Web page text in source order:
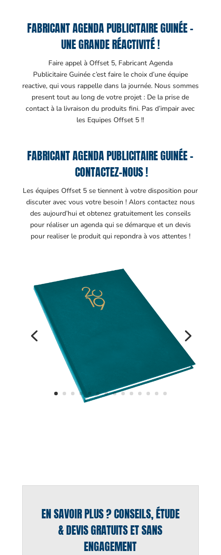
FABRICANT AGENDA PUBLICITAIRE GUINÉE –
UNE GRANDE RÉACTIVITÉ !
Faire appel à Offset 5, Fabricant Agenda
Publicitaire Guinée c’est faire le choix d’une équipe
reactive, qui vous rappelle dans la journée. Nous sommes
present tout au long de votre projet : De la prise de
contact à la livraison du produits fini. Pas d’impair avec
les Equipes Offset 5 !!
FABRICANT AGENDA PUBLICITAIRE GUINÉE –
CONTACTEZ-NOUS !
Les équipes Offset 5 se tiennent à votre disposition pour
discuter avec vous votre besoin ! Alors contactez nous
des aujourd’hui et obtenez gratuitement les conseils
pour réaliser un agenda qui se démarque et un devis
pour realiser le produit qui repondra à vos attentes !
EN SAVOIR PLUS ? CONSEILS, ÉTUDE
& DEVIS GRATUITS ET SANS
ENGAGEMENT